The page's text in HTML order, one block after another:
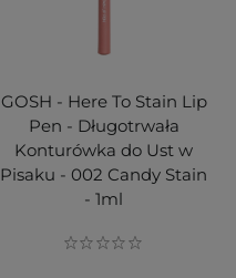
GOSH - Here To Stain Lip
Pen - Długotrwała
Konturówka do Ust w
Pisaku - 002 Candy Stain
- 1ml